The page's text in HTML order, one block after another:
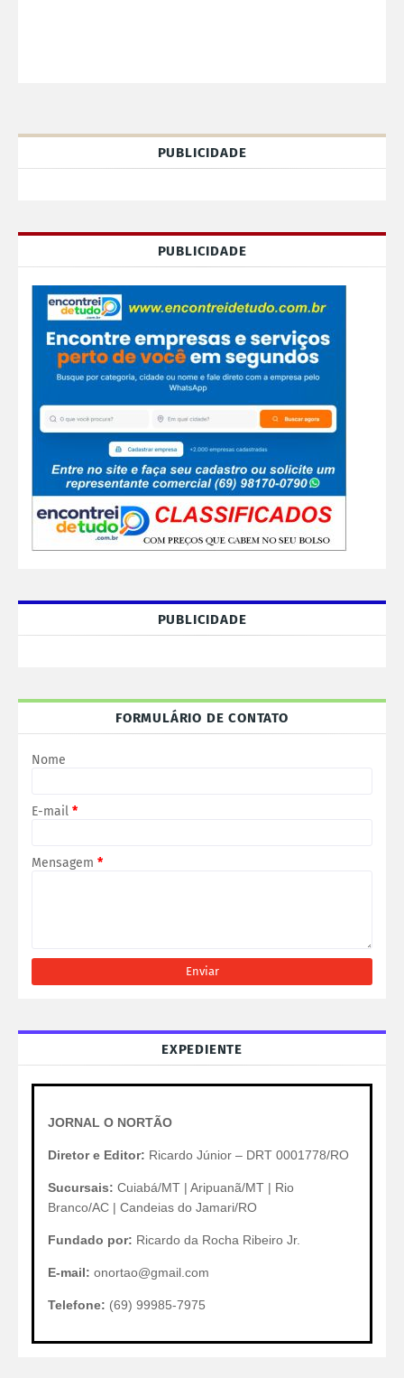
PUBLICIDADE
PUBLICIDADE
PUBLICIDADE
FORMULÁRIO DE CONTATO
Nome
E-mail *
Mensagem *
EXPEDIENTE
JORNAL O NORTÃO
Diretor e Editor: Ricardo Júnior – DRT 0001778/RO
Sucursais: Cuiabá/MT | Aripuanã/MT | Rio
Branco/AC | Candeias do Jamari/RO
Fundado por: Ricardo da Rocha Ribeiro Jr.
E-mail: onortao@gmail.com
Telefone: (69) 99985-7975